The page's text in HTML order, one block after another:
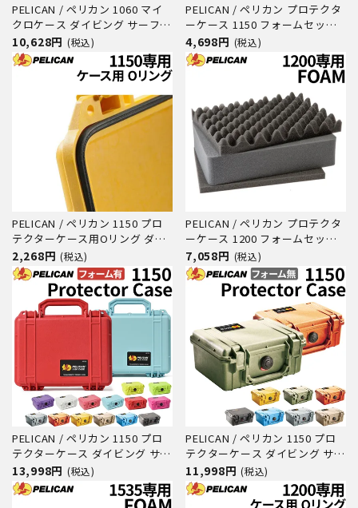
PELICAN / ペリカン 1060 マイ
クロケース ダイビング サーフィ
ン アウトドア キャンプ 釣り カ
メラ 精密機器 防水 防塵 耐衝撃
10,628円 (税込)
PELICAN / ペリカン プロテクタ
ーケース 1150 フォームセット
ダイビング サーフィン アウトド
ア キャンプ 釣り カメラ 精密機
器 防水 防塵 耐衝撃
4,698円 (税込)
PELICAN / ペリカン 1150 プロ
テクターケース用Oリング ダイ
ビング サーフィン アウトドア
キャンプ 釣り カメラ 精密機器
防水 防塵 耐衝撃
2,268円 (税込)
PELICAN / ペリカン プロテクタ
ーケース 1200 フォームセット
ダイビング サーフィン アウトド
ア キャンプ 釣り カメラ 精密機
器 防水 防塵 耐衝撃
7,058円 (税込)
PELICAN / ペリカン 1150 プロ
テクターケース ダイビング サー
フィン アウトドア キャンプ 釣
り カメラ 精密機器 防水 防塵 耐
衝撃
13,998円 (税込)
PELICAN / ペリカン 1150 プロ
テクターケース ダイビング サー
フィン アウトドア キャンプ 釣
り カメラ 精密機器 防水 防塵 耐
衝撃
11,998円 (税込)